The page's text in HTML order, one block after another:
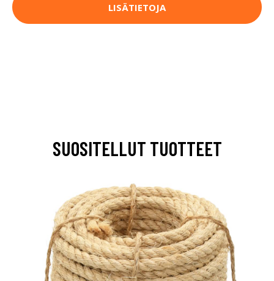
LISÄTIETOJA
SUOSITELLUT TUOTTEET